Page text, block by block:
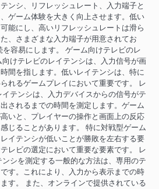
ンシ、リフレッシュレート、入力端子と
ゲーム体験を大きく向上させます。低い
能にし、高いリフレッシュレートは滑ら
、さまざまな入力端子が用意されてお
を容易にします。 ゲーム向けテレビのレ
けテレビのレイテンシは、入力信号が画
間を指します。低いレイテンシは、特に
れるゲームプレイにおいて重要です。 レ
テンシは、入力デバイスからの信号がテ
されるまでの時間を測定します。ゲーム
いと、プレイヤーの操作と画面上の反応
じることがあります。 特に対戦型ゲーム
イテンシが低いことが勝敗を左右する要
レビの選定において重要な要素です。 レ
シを測定する一般的な方法は、専用のテ
す。これにより、入力から表示までの時
す。 また、オンラインで提供されている